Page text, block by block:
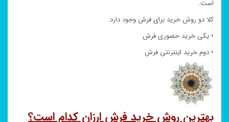
است.
کلا دو روش خرید برای فرش وجود دارد:
• یکی خرید حضوری فرش
• دوم خرید اینترنتی فرش
بهترین روش خرید فرش ارزان کدام است؟